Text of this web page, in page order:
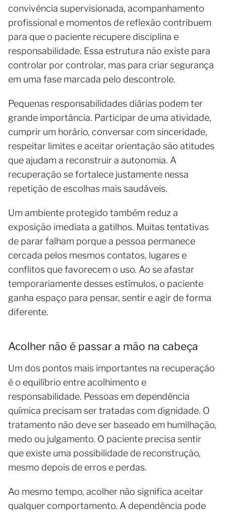
convivência supervisionada, acompanhamento
profissional e momentos de reflexão contribuem
para que o paciente recupere disciplina e
responsabilidade. Essa estrutura não existe para
controlar por controlar, mas para criar segurança
em uma fase marcada pelo descontrole.
Pequenas responsabilidades diárias podem ter
grande importância. Participar de uma atividade,
cumprir um horário, conversar com sinceridade,
respeitar limites e aceitar orientação são atitudes
que ajudam a reconstruir a autonomia. A
recuperação se fortalece justamente nessa
repetição de escolhas mais saudáveis.
Um ambiente protegido também reduz a
exposição imediata a gatilhos. Muitas tentativas
de parar falham porque a pessoa permanece
cercada pelos mesmos contatos, lugares e
conflitos que favorecem o uso. Ao se afastar
temporariamente desses estímulos, o paciente
ganha espaço para pensar, sentir e agir de forma
diferente.
Acolher não é passar a mão na cabeça
Um dos pontos mais importantes na recuperação
é o equilíbrio entre acolhimento e
responsabilidade. Pessoas em dependência
química precisam ser tratadas com dignidade. O
tratamento não deve ser baseado em humilhação,
medo ou julgamento. O paciente precisa sentir
que existe uma possibilidade de reconstrução,
mesmo depois de erros e perdas.
Ao mesmo tempo, acolher não significa aceitar
qualquer comportamento. A dependência pode